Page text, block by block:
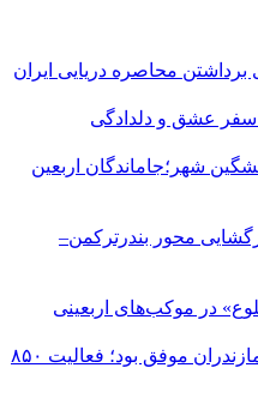
محاصره دریایی ایران
سفر عشق و دلدادگی
شهر؛جاماندگان اربعین
محور بندرترکمن–
در موکب‌های اربعینی
مدیریت تأمین شیرخشک در مازندران موفق بود؛ فعالیت ۸۵۰